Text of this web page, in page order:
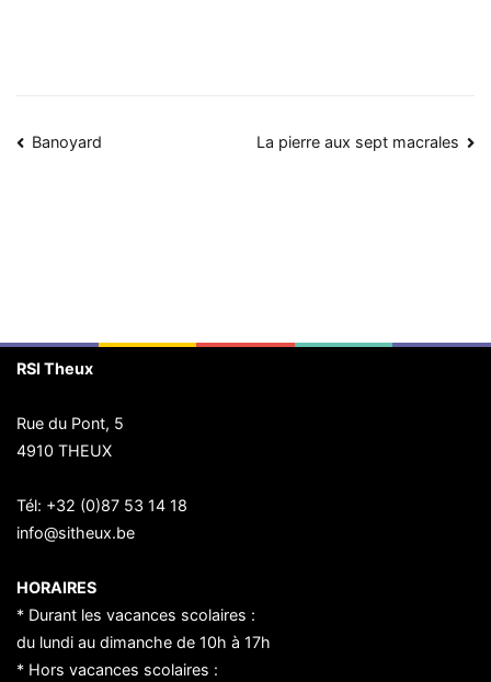
Navigation
Banoyard La pierre aux sept macrales
RSI Theux
Rue du Pont, 5
4910 THEUX
Tél: +32 (0)87 53 14 18
info@sitheux.be
HORAIRES
* Durant les vacances scolaires :
du lundi au dimanche de 10h à 17h
* Hors vacances scolaires :